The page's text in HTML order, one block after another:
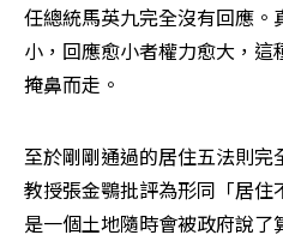
任總統馬英九完全沒有回應
小，回應愈小者權力愈大，
掩鼻而走。
至於剛剛通過的居住五法則
教授張金鶚批評為形同「居住
是一個土地隨時會被政府說